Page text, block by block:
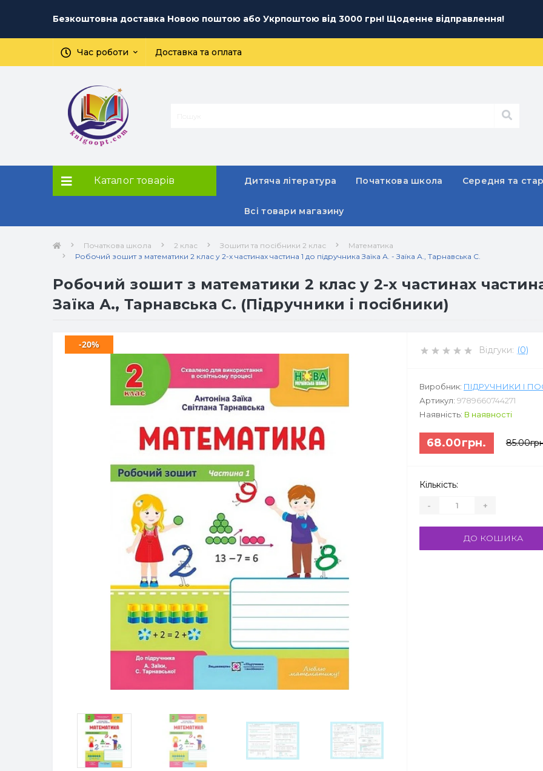
Безкоштовна доставка Новою поштою або Укрпоштою від 3000 грн! Щоденне відправлення!
Час роботи Доставка та оплата
Каталог товарів Дитяча література Початкова школа Середня та
Всі товари магазину
Початкова школа 2 клас Зошити та посібники 2 клас
Математика
Робочий зошит з математики 2 клас у 2-х частинах частина 1 до підручника Заїка А. - Заїка А., Тарнавська С.
Робочий зошит з математики 2 клас у 2-х частинах
Заїка А., Тарнавська С. (Підручники і посібники)
-20% Відгуки: (0)
Виробник: ПІДРУЧНИКИ І
Артикул: 9789660744271
Наявність: В наявності
68.00грн.
Кількість:
- +
ДО КОШИКА